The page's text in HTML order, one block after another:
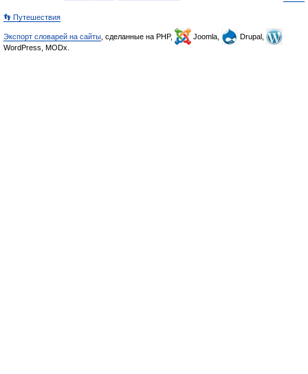
👣 Путешествия
Экспорт словарей на сайты , сделанные на PHP, Joomla,
Drupal,
WordPress, MODx.